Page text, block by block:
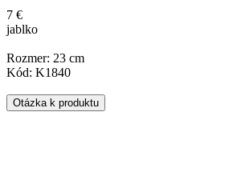
7 €
jablko
Rozmer: 23 cm
Kód: K1840
Otázka k produktu